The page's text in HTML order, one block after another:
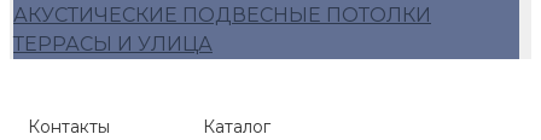
АКУСТИЧЕСКИЕ ПОДВЕСНЫЕ ПОТОЛКИ
ТЕРРАСЫ И УЛИЦА
Контакты
Каталог